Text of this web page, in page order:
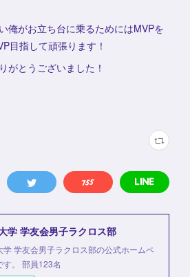
俺がお立ち台に乗るためにはMVPを
目指して頑張ります！
がとうございました！
学 学友会男子ラクロス部
学 学友会男子ラクロス部の公式ホームペ
す。 部員123名